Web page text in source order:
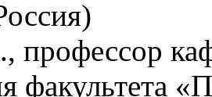
профессор
факультета